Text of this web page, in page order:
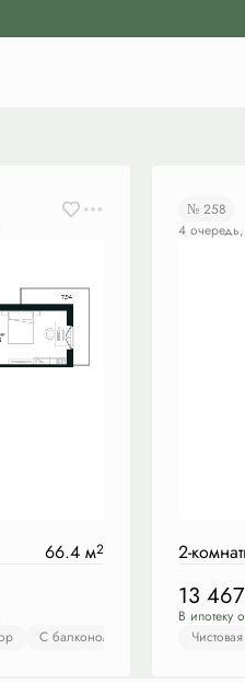
Во двор С балконом С лоджией
66.4 м2
С балконом С лоджией
№ 258
4
2-
13
В ипотеку